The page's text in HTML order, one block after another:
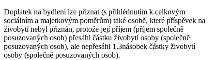
Doplatek na bydlení lze přiznat (s přihlédnutím k celkovým
sociálním a majetkovým poměrům) také osobě, které příspěvek na
živobytí nebyl přiznán, protože její příjem (příjem společně
posuzovaných osob) přesáhl částku živobytí osoby (společně
posuzovaných osob), ale nepřesáhl 1,3násobek částky živobytí
osoby (společně posuzovaných osob).